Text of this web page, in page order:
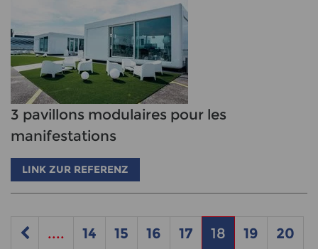
3 pavillons modulaires pour les
manifestations
LINK ZUR REFERENZ
.... 14 15 16 17 18 19
20